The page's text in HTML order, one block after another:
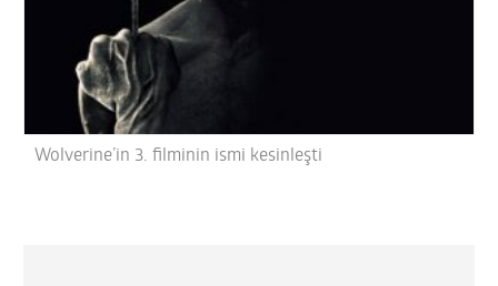
Wolverine’in 3. filminin ismi kesinleşti